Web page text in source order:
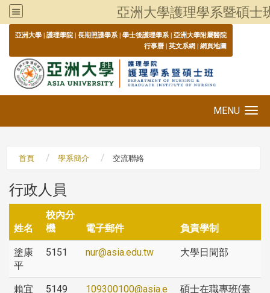
亞洲大學護理學系暨碩士
亞洲大學 | 護理學院 | 長期照護學系 | 學士後護理學系 | 亞洲大學附屬醫院
行事曆 | 英文系網 | 網頁地圖
MENU
首頁 學系簡介 交流聯絡
行政人員
姓名
校內分
機
電子郵件 負責學制
塗康
平
5151 nur@asia.edu.tw 大學日間部
賴宜
5149
109300100@asia.e
碩士在職專班(臺